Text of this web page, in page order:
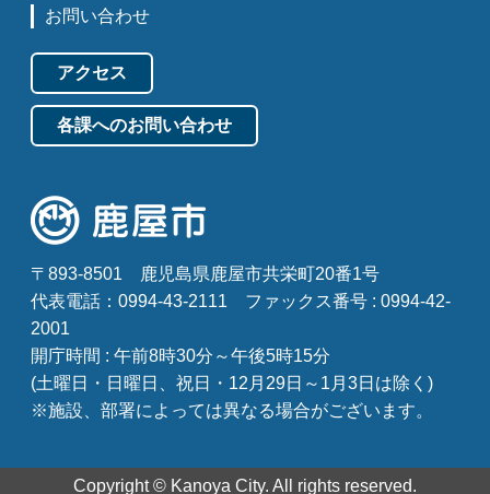
お問い合わせ
アクセス
各課へのお問い合わせ
〒893-8501
鹿児島県鹿屋市共栄町20番1号
代表電話：0994-43-2111
ファックス番号 : 0994-42-
2001
開庁時間 : 午前8時30分～午後5時15分
(土曜日・日曜日、祝日・12月29日～1月3日は除く)
※施設、部署によっては異なる場合がございます。
Copyright © Kanoya City. All rights reserved.